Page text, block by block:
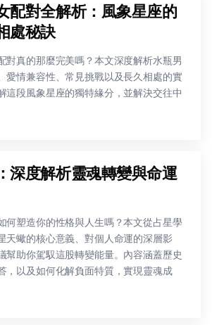
配對全解析：風象星座的
處秘訣
對真的那麼完美嗎？本文深度解析水瓶男
愛情兼容性、常見挑戰以及長久相處的實
這段風象星座的獨特緣分，並解決交往中
深度解析靈魂轉變與命運
何塑造你的性格與人生嗎？本文從占星學
天蠍的核心意義、對個人命運的深層影
幫助你駕馭這股轉變能量。內容涵蓋歷史
，以及如何化解負面特質，實現靈魂成